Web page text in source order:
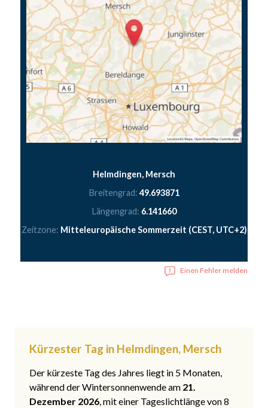
Helmdingen, Mersch
Breitengrad: 49.693871
Längengrad: 6.141660
Zeitzone: Mitteleuropäische Sommerzeit (CEST, UTC+2)
Einen Fehler melden
Kürzester Tag in Helmdingen, Mersch
Der kürzeste Tag des Jahres liegt in 5 Monaten,
während der Wintersonnenwende am 21.
Dezember 2026, mit einer Tageslichtlänge von 8